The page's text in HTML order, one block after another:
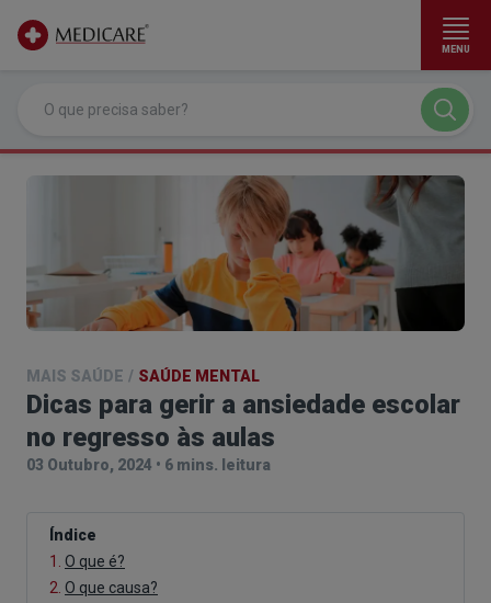
MENU
MAIS SAÚDE / SAÚDE MENTAL
Dicas para gerir a ansiedade escolar
no regresso às aulas
03 Outubro, 2024 • 6 mins. leitura
Índice
1. O que é?
2. O que causa?